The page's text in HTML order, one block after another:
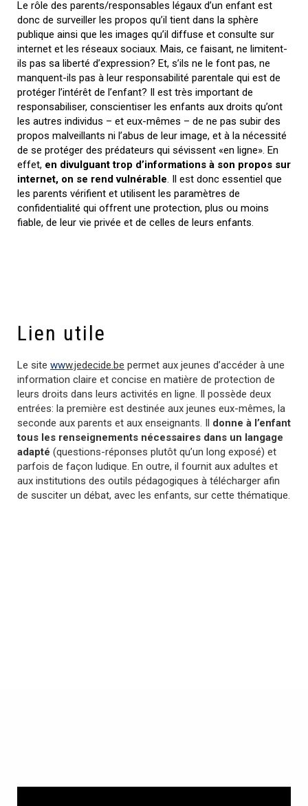
Le rôle des parents/responsables légaux d’un enfant est
donc de surveiller les propos qu’il tient dans la sphère
publique ainsi que les images qu’il diffuse et consulte sur
internet et les réseaux sociaux. Mais, ce faisant, ne limitent-
ils pas sa liberté d’expression? Et, s’ils ne le font pas, ne
manquent-ils pas à leur responsabilité parentale qui est de
protéger l’intérêt de l’enfant? Il est très important de
responsabiliser, conscientiser les enfants aux droits qu’ont
les autres individus – et eux-mêmes – de ne pas subir des
propos malveillants ni l’abus de leur image, et à la nécessité
de se protéger des prédateurs qui sévissent «en ligne». En
effet, en divulguant trop d’informations à son propos sur
internet, on se rend vulnérable. Il est donc essentiel que
les parents vérifient et utilisent les paramètres de
confidentialité qui offrent une protection, plus ou moins
fiable, de leur vie privée et de celles de leurs enfants.
Lien utile
Le site www.jedecide.be permet aux jeunes d’accéder à une
information claire et concise en matière de protection de
leurs droits dans leurs activités en ligne. Il possède deux
entrées: la première est destinée aux jeunes eux-mêmes, la
seconde aux parents et aux enseignants. Il donne à l’enfant
tous les renseignements nécessaires dans un langage
adapté (questions-réponses plutôt qu’un long exposé) et
parfois de façon ludique. En outre, il fournit aux adultes et
aux institutions des outils pédagogiques à télécharger afin
de susciter un débat, avec les enfants, sur cette thématique.